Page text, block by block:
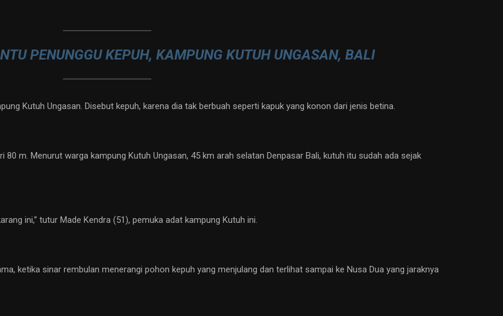
PENUNGGU KEPUH, KAMPUNG KUTUH UNGASAN, BALI
Kutuh Ungasan. Disebut kepuh, karena dia tak berbuah seperti kapuk yang konon dari jenis betina.
m. Menurut warga kampung Kutuh Ungasan, 45 km arah selatan Denpasar Bali, kutuh itu sudah ada sejak
ini,” tutur Made Kendra (51), pemuka adat kampung Kutuh ini.
ketika sinar rembulan menerangi pohon kepuh yang menjulang dan terlihat sampai ke Nusa Dua yang jaraknya